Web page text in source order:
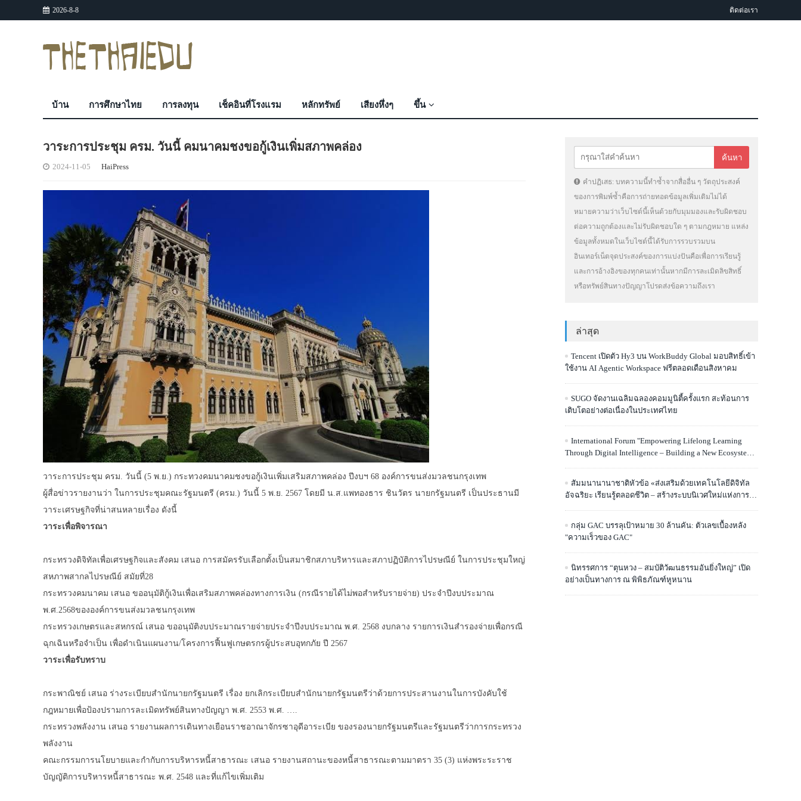
2026-8-8 ติดต่อเรา
บ้าน การศึกษาไทย การลงทุน เช็คอินที่โรงแรม หลักทรัพย์ เสียงหึ่งๆ ขึ้น
วาระการประชุม ครม. วันนี้ คมนาคมชงขอกู้เงินเพิ่มสภาพคล่อง
2024-11-05 HaiPress
วาระการประชุม ครม. วันนี้ (5 พ.ย.) กระทวงคมนาคมชงขอกู้เงินเพิ่มเสริมสภาพคล่อง ปีงบฯ 68 องค์การขนส่งมวลชนกรุงเทพ
ผู้สื่อข่าวรายงานว่า ในการประชุมคณะรัฐมนตรี (ครม.) วันนี้ 5 พ.ย. 2567 โดยมี น.ส.แพทองธาร ชินวัตร​ นายกรัฐมนตรี เป็นประธานมี
วาระเศรษฐกิจที่น่าสนหลายเรื่อง ดังนี้
วาระเพื่อพิจารณา
กระทรวงดิจิทัลเพื่อเศรษฐกิจและสังคม เสนอ การสมัครรับเลือกตั้งเป็นสมาชิกสภาบริหารและสภาปฏิบัติการไปรษณีย์ ในการประชุมใหญ่
สหภาพสากลไปรษณีย์ สมัยที่28
กระทรวงคมนาคม เสนอ ขออนุมัติกู้เงินเพื่อเสริมสภาพคล่องทางการเงิน (กรณีรายได้ไม่พอสำหรับรายจ่าย) ประจำปีงบประมาณ
พ.ศ.2568ขององค์การขนส่งมวลชนกรุงเทพ
กระทรวงเกษตรและสหกรณ์ เสนอ ขออนุมัติงบประมาณรายจ่ายประจำปีงบประมาณ พ.ศ. 2568 งบกลาง รายการเงินสำรองจ่ายเพื่อกรณี
ฉุกเฉินหรือจำเป็น เพื่อดำเนินแผนงาน/โครงการฟื้นฟูเกษตรกรผู้ประสบอุทกภัย ปี 2567
วาระเพื่อรับทราบ
กระพาณิชย์ เสนอ ร่างระเบียบสำนักนายกรัฐมนตรี เรื่อง ยกเลิกระเบียบสำนักนายกรัฐมนตรีว่าด้วยการประสานงานในการบังคับใช้
กฎหมายเพื่อป้องปรามการละเมิดทรัพย์สินทางปัญญา พ.ศ. 2553 พ.ศ. ….
กระทรวงพลังงาน เสนอ รายงานผลการเดินทางเยือนราชอาณาจักรซาอุดีอาระเบีย ของรองนายกรัฐมนตรีและรัฐมนตรีว่าการกระทรวง
พลังงาน
คณะกรรมการนโยบายและกำกับการบริหารหนี้สาธารณะ เสนอ รายงานสถานะของหนี้สาธารณะตามมาตรา 35 (3) แห่งพระระราช
บัญญัติการบริหารหนี้สาธารณะ พ.ศ. 2548 และที่แก้ไขเพิ่มเติม
คำปฏิเสธ: บทความนี้ทำซ้ำจากสื่ออื่น ๆ วัตถุประสงค์
ของการพิมพ์ซ้ำคือการถ่ายทอดข้อมูลเพิ่มเติมไม่ได้
หมายความว่าเว็บไซต์นี้เห็นด้วยกับมุมมองและรับผิดชอบ
ต่อความถูกต้องและไม่รับผิดชอบใด ๆ ตามกฎหมาย แหล่ง
ข้อมูลทั้งหมดในเว็บไซต์นี้ได้รับการรวบรวมบน
อินเทอร์เน็ตจุดประสงค์ของการแบ่งปันคือเพื่อการเรียนรู้
และการอ้างอิงของทุกคนเท่านั้นหากมีการละเมิดลิขสิทธิ์
หรือทรัพย์สินทางปัญญาโปรดส่งข้อความถึงเรา
ล่าสุด
Tencent เปิดตัว Hy3 บน WorkBuddy Global มอบสิทธิ์เข้า
ใช้งาน AI Agentic Workspace ฟรีตลอดเดือนสิงหาคม
SUGO จัดงานเฉลิมฉลองคอมมูนิตี้ครั้งแรก สะท้อนการ
เติบโตอย่างต่อเนื่องในประเทศไทย
International Forum "Empowering Lifelong Learning
Through Digital Intelligence – Building a New Ecosystem
สัมมนานานาชาติหัวข้อ «ส่งเสริมด้วยเทคโนโลยีดิจิทัล
อัจฉริยะ เรียนรู้ตลอดชีวิต – สร้างระบบนิเวศใหม่แห่งการ
กลุ่ม GAC บรรลุเป้าหมาย 30 ล้านคัน: ตัวเลขเบื้องหลัง
"ความเร็วของ GAC"
นิทรรศการ “ตุนหวง – สมบัติวัฒนธรรมอันยิ่งใหญ่” เปิด
อย่างเป็นทางการ ณ พิพิธภัณฑ์หูหนาน